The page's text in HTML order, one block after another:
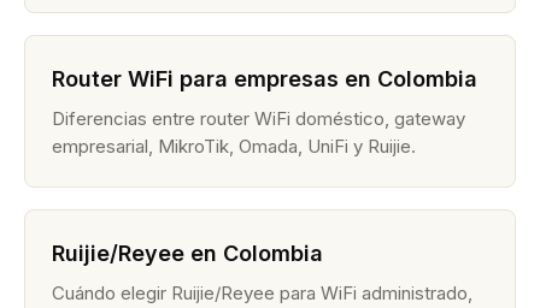
Router WiFi para empresas en Colombia
Diferencias entre router WiFi doméstico, gateway
empresarial, MikroTik, Omada, UniFi y Ruijie.
Ruijie/Reyee en Colombia
Cuándo elegir Ruijie/Reyee para WiFi administrado,